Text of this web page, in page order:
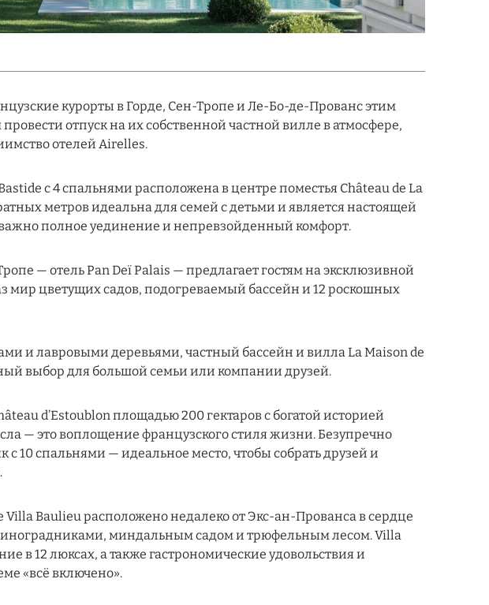
курорты в Горде, Сен-Тропе и Ле-Бо-де-Прованс этим
отпуск на их собственной частной вилле в атмосфере,
отелей Airelles.
с 4 спальнями расположена в центре поместья Château de La
метров идеальна для семей с детьми и является настоящей
полное уединение и непревзойденный комфорт.
— отель Pan Deï Palais — предлагает гостям на эксклюзивной
мир цветущих садов, подогреваемый бассейн и 12 роскошных
и лавровыми деревьями, частный бассейн и вилла La Maison de
выбор для большой семьи или компании друзей.
d’Estoublon площадью 200 гектаров с богатой историей
— это воплощение французского стиля жизни. Безупречно
10 спальнями — идеальное место, чтобы собрать друзей и
Villa Baulieu расположено недалеко от Экс-ан-Прованса в сердце
миндальным садом и трюфельным лесом. Villa
в 12 люксах, а также гастрономические удовольствия и
«всё включено».